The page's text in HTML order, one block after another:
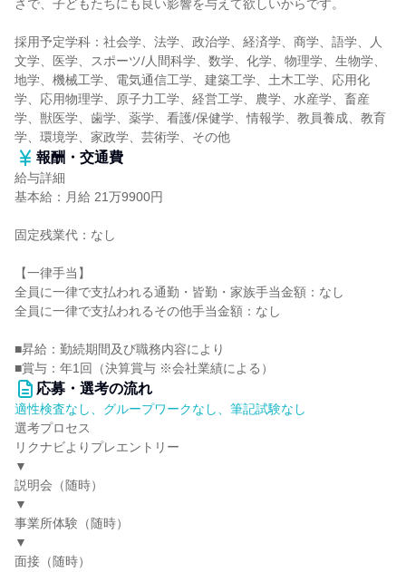
さで、子どもたちにも良い影響を与えて欲しいからです。
採用予定学科：社会学、法学、政治学、経済学、商学、語学、人
文学、医学、スポーツ/人間科学、数学、化学、物理学、生物学、
地学、機械工学、電気通信工学、建築工学、土木工学、応用化
学、応用物理学、原子力工学、経営工学、農学、水産学、畜産
学、獣医学、歯学、薬学、看護/保健学、情報学、教員養成、教育
学、環境学、家政学、芸術学、その他
報酬・交通費
給与詳細
基本給：月給 21万9900円
固定残業代：なし
【一律手当】
全員に一律で支払われる通勤・皆勤・家族手当金額：なし
全員に一律で支払われるその他手当金額：なし
■昇給：勤続期間及び職務内容により
■賞与：年1回（決算賞与 ※会社業績による）
応募・選考の流れ
適性検査なし、グループワークなし、筆記試験なし
選考プロセス
リクナビよりプレエントリー
▼
説明会（随時）
▼
事業所体験（随時）
▼
面接（随時）